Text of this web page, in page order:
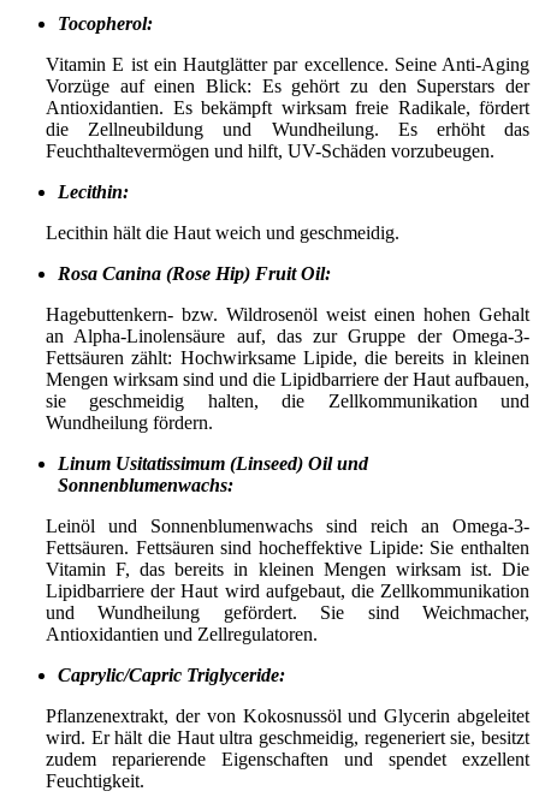
Tocopherol:
Vitamin E ist ein Hautglätter par excellence. Seine Anti-Aging
Vorzüge auf einen Blick: Es gehört zu den Superstars der
Antioxidantien. Es bekämpft wirksam freie Radikale, fördert
die Zellneubildung und Wundheilung. Es erhöht das
Feuchthaltevermögen und hilft, UV-Schäden vorzubeugen.
Lecithin:
Lecithin hält die Haut weich und geschmeidig.
Rosa Canina (Rose Hip) Fruit Oil:
Hagebuttenkern- bzw. Wildrosenöl weist einen hohen Gehalt
an Alpha-Linolensäure auf, das zur Gruppe der Omega-3-
Fettsäuren zählt: Hochwirksame Lipide, die bereits in kleinen
Mengen wirksam sind und die Lipidbarriere der Haut aufbauen,
sie geschmeidig halten, die Zellkommunikation und
Wundheilung fördern.
Linum Usitatissimum (Linseed) Oil und
Sonnenblumenwachs:
Leinöl und Sonnenblumenwachs sind reich an Omega-3-
Fettsäuren. Fettsäuren sind hocheffektive Lipide: Sie enthalten
Vitamin F, das bereits in kleinen Mengen wirksam ist. Die
Lipidbarriere der Haut wird aufgebaut, die Zellkommunikation
und Wundheilung gefördert. Sie sind Weichmacher,
Antioxidantien und Zellregulatoren.
Caprylic/Capric Triglyceride:
Pflanzenextrakt, der von Kokosnussöl und Glycerin abgeleitet
wird. Er hält die Haut ultra geschmeidig, regeneriert sie, besitzt
zudem reparierende Eigenschaften und spendet exzellent
Feuchtigkeit.